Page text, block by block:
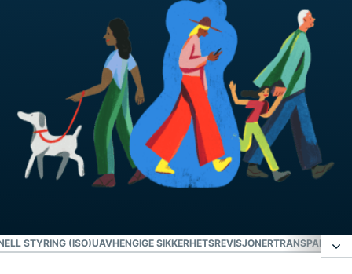
STYRING (ISO)UAVHENGIGE SIKKERHETSREVISJONER